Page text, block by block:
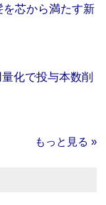
芯から満たす新
化で投与本数削
もっと見る »